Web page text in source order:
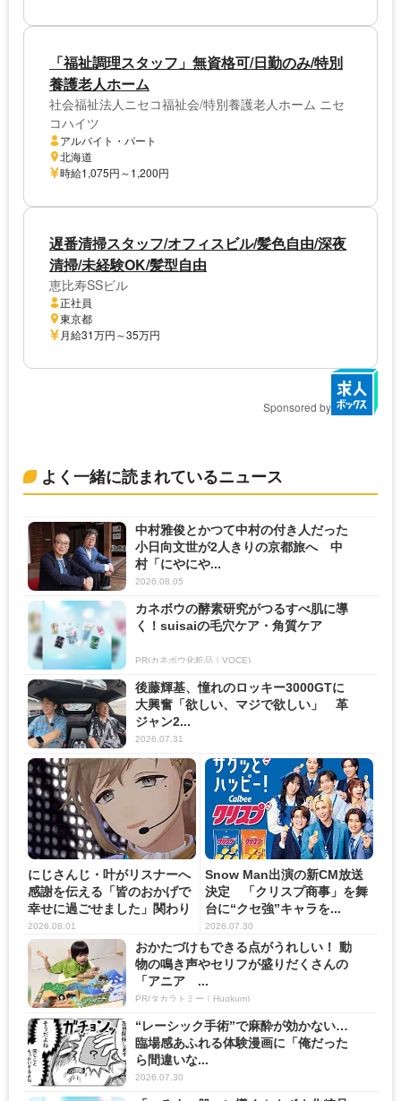
「福祉調理スタッフ」無資格可/日勤のみ/特別
養護老人ホーム
社会福祉法人ニセコ福祉会/特別養護老人ホーム ニセ
コハイツ
アルバイト・パート
北海道
時給1,075円～1,200円
遅番清掃スタッフ/オフィスビル/髪色自由/深夜
清掃/未経験OK/髪型自由
恵比寿SSビル
正社員
東京都
月給31万円～35万円
Sponsored by
よく一緒に読まれているニュース
中村雅俊とかつて中村の付き人だった
小日向文世が2人きりの京都旅へ 中
村「にやにや...
2026.08.05
カネボウの酵素研究がつるすべ肌に導
く！suisaiの毛穴ケア・角質ケア
PR(カネボウ化粧品｜VOCE)
後藤輝基、憧れのロッキー3000GTに
大興奮「欲しい、マジで欲しい」 革
ジャン2...
2026.07.31
にじさんじ・叶がリスナーへ
感謝を伝える「皆のおかげで
幸せに過ごせました」関わり
の...
2026.08.01
Snow Man出演の新CM放送
決定 「クリスプ商事」を舞
台に“クセ強”キャラを...
2026.07.30
おかたづけもできる点がうれしい！ 動
物の鳴き声やセリフが盛りだくさんの
「アニア ...
PR(タカラトミー｜Hugkum)
“レーシック手術”で麻酔が効かない…
臨場感あふれる体験漫画に「俺だった
ら間違いな...
2026.07.30